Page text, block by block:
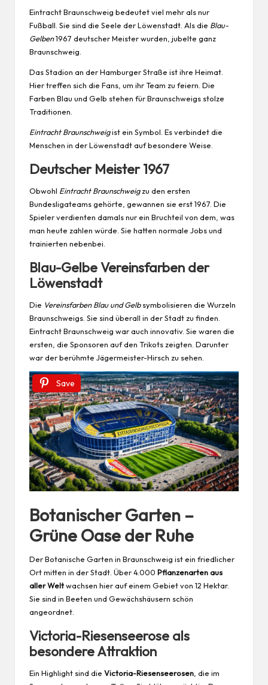
Eintracht Braunschweig bedeutet viel mehr als nur
Fußball. Sie sind die Seele der Löwenstadt. Als die Blau-
Gelben1967 deutscher Meister wurden, jubelte ganz
Braunschweig.
Das Stadion an der Hamburger Straße ist ihre Heimat.
Hier treffen sich die Fans, um ihr Team zu feiern. Die
Farben Blau und Gelb stehen für Braunschweigs stolze
Traditionen.
Eintracht Braunschweigist ein Symbol. Es verbindet die
Menschen in der Löwenstadt auf besondere Weise.
Deutscher Meister 1967
Obwohl Eintracht Braunschweigzu den ersten
Bundesligateams gehörte, gewannen sie erst 1967. Die
Spieler verdienten damals nur ein Bruchteil von dem, was
man heute zahlen würde. Sie hatten normale Jobs und
trainierten nebenbei.
Blau-Gelbe Vereinsfarben der
Löwenstadt
Die Vereinsfarben Blau und Gelbsymbolisieren die Wurzeln
Braunschweigs. Sie sind überall in der Stadt zu finden.
Eintracht Braunschweig war auch innovativ. Sie waren die
ersten, die Sponsoren auf den Trikots zeigten. Darunter
war der berühmte Jägermeister-Hirsch zu sehen.
Save
Botanischer Garten –
Grüne Oase der Ruhe
Der Botanische Garten in Braunschweig ist ein friedlicher
Ort mitten in der Stadt. Über 4.000 Pflanzenarten aus
aller Weltwachsen hier auf einem Gebiet von 12 Hektar.
Sie sind in Beeten und Gewächshäusern schön
angeordnet.
Victoria-Riesenseerose als
besondere Attraktion
Ein Highlight sind die Victoria-Riesenseerosen , die im